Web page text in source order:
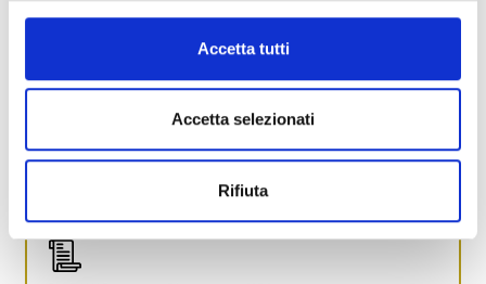
Accetta tutti
Accetta selezionati
Rifiuta
tel: 0583 472.670 – 669 – 630 – 625 – 612
interventi@fondazionecarilucca.it